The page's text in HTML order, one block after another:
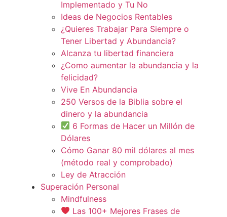
Implementado y Tu No
Ideas de Negocios Rentables
¿Quieres Trabajar Para Siempre o
Tener Libertad y Abundancia?
Alcanza tu libertad financiera
¿Como aumentar la abundancia y la
felicidad?
Vive En Abundancia
250 Versos de la Biblia sobre el
dinero y la abundancia
6 Formas de Hacer un Millón de
Dólares
Cómo Ganar 80 mil dólares al mes
(método real y comprobado)
Ley de Atracción
Superación Personal
Mindfulness
Las 100+ Mejores Frases de